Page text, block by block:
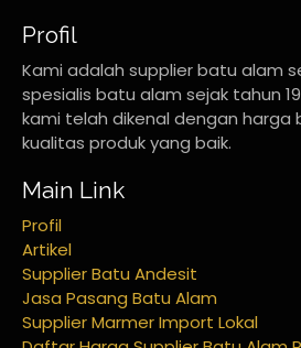
Profil
Kami adalah supplier batu alam
spesialis batu alam sejak tahun
kami telah dikenal dengan harga
kualitas produk yang baik.
Main Link
Profil
Artikel
Supplier Batu Andesit
Jasa Pasang Batu Alam
Supplier Marmer Import Lokal